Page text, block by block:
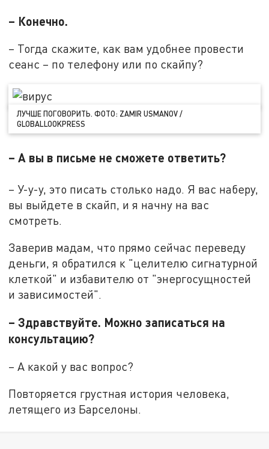
– Конечно.
– Тогда скажите, как вам удобнее провести
сеанс – по телефону или по скайпу?
ЛУЧШЕ ПОГОВОРИТЬ. ФОТО: ZAMIR USMANOV /
GLOBALLOOKPRESS
– А вы в письме не сможете ответить?
– У-у-у, это писать столько надо. Я вас наберу,
вы выйдете в скайп, и я начну на вас
смотреть.
Заверив мадам, что прямо сейчас переведу
деньги, я обратился к "целителю сигнатурной
клеткой" и избавителю от "энергосущностей
и зависимостей".
– Здравствуйте. Можно записаться на
консультацию?
– А какой у вас вопрос?
Повторяется грустная история человека,
летящего из Барселоны.